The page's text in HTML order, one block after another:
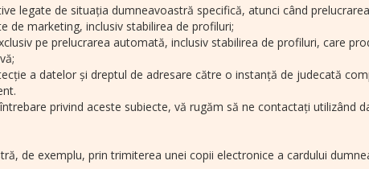
legate de situația dumneavoastră specifică, atunci când
de marketing, inclusiv stabilirea de profiluri;
pe prelucrarea automată, inclusiv stabilirea de profiluri, care
a datelor și dreptul de adresare către o instanță de judecată
privind aceste subiecte, vă rugăm să ne contactați utilizând
de exemplu, prin trimiterea unei copii electronice a cardului